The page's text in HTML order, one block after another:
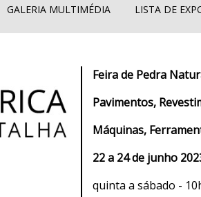
GALERIA MULTIMÉDIA LISTA DE
Feira de Pedra
Pavimentos,
Máquinas,
22 a 24 de junho
quinta a sábado -